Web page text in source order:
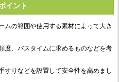
イント
ムの範囲や使用する素材によって大き
度、バスタイムに求めるものなどを考
すりなどを設置して安全性を高めまし